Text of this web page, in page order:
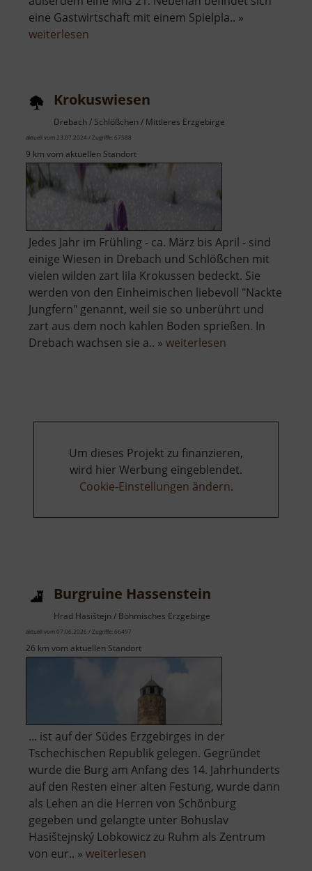
eine Gastwirtschaft mit einem Spielpla.. »
weiterlesen
Krokuswiesen
Drebach / Schlößchen / Mittleres Erzgebirge
aktuell vom 23.07.2024 / Zugriffe: 67588
9 km vom aktuellen Standort
Jedes Jahr im Frühling - ca. März bis April - sind
einige Wiesen in Drebach und Schlößchen mit
vielen wilden zart lila Krokussen bedeckt. Sie
werden von den Einheimischen liebevoll "Nackte
Jungfern" genannt, weil sie so unberührt und
zart aus dem noch kahlen Boden sprießen. In
Drebach wachsen sie a.. » weiterlesen
Um dieses Projekt zu finanzieren,
wird hier Werbung eingeblendet.
Cookie-Einstellungen ändern.
Burgruine Hassenstein
Hrad Hasištejn / Böhmisches Erzgebirge
aktuell vom 07.06.2026 / Zugriffe: 66497
26 km vom aktuellen Standort
... ist auf der Südes Erzgebirges in der
Tschechischen Republik gelegen. Gegründet
wurde die Burg am Anfang des 14. Jahrhunderts
auf den Resten einer alten Festung, wurde dann
als Lehen an die Herren von Schönburg
gegeben und gelangte unter Bohuslav
Hasištejnský Lobkowicz zu Ruhm als Zentrum
von eur.. » weiterlesen